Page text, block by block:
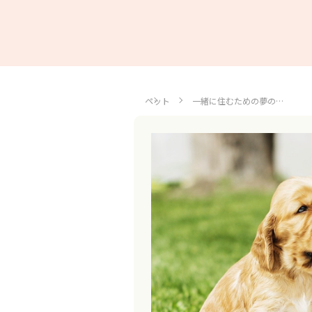
ペット 一緒に住むための夢の…